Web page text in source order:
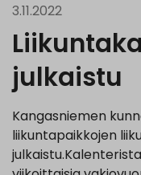
3.11.2022
julkaistu
Kangasniemen
liikuntapaikkojen